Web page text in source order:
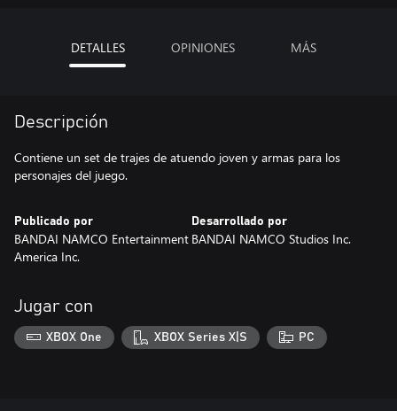
DETALLES OPINIONES MÁS
Descripción
Contiene un set de trajes de atuendo joven y armas para los
personajes del juego.
Publicado por
BANDAI NAMCO Entertainment
America Inc.
Desarrollado por
BANDAI NAMCO Studios Inc.
Jugar con
XBOX One XBOX Series X|S PC